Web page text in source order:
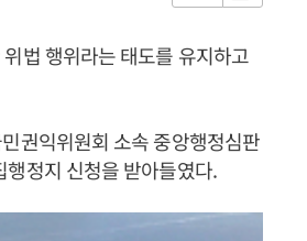
법 행위라는 태도를 유지하고
권익위원회 소속 중앙행정심판
정지 신청을 받아들였다.